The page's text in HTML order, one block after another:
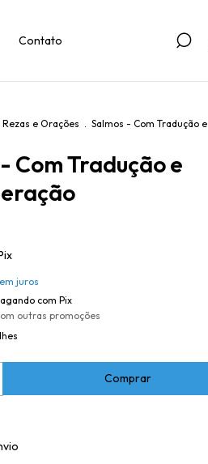
Contato
Rezas e Orações . Salmos - Com Tradução e
Com Tradução e
juros
com Pix
outras promoções